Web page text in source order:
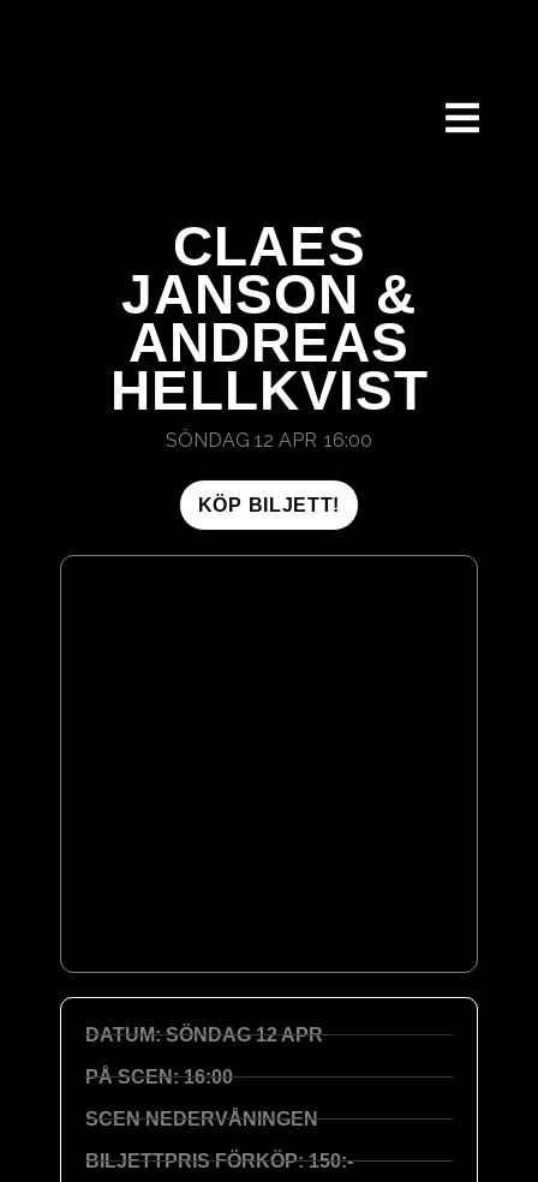
CLAES
JANSON &
ANDREAS
HELLKVIST
SÖNDAG 12 APR 16:00
KÖP BILJETT!
DATUM: SÖNDAG 12 APR
PÅ SCEN: 16:00
SCEN NEDERVÅNINGEN
BILJETTPRIS FÖRKÖP: 150:-